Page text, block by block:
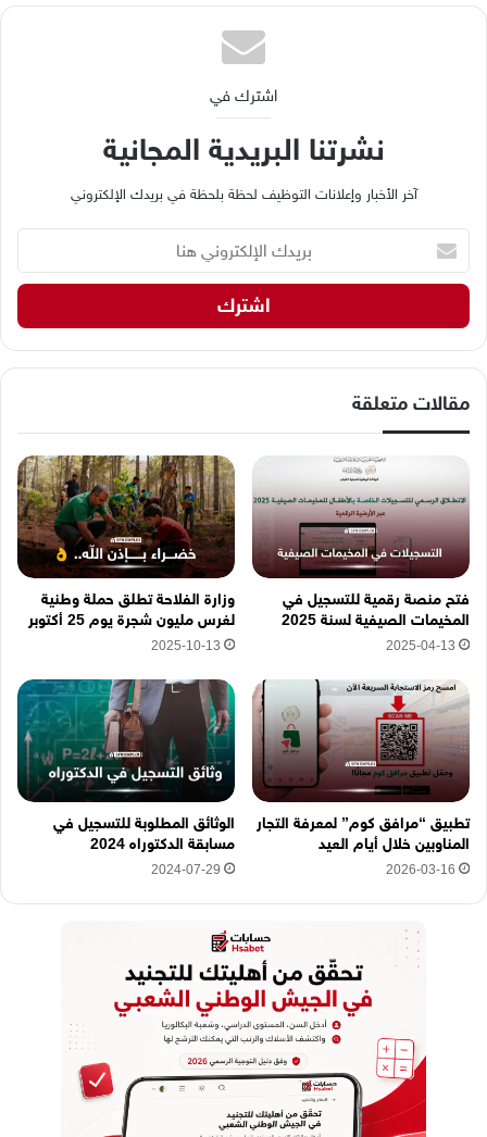
اشترك في
نشرتنا البريدية المجانية
آخر الأخبار وإعلانات التوظيف لحظة بلحظة في بريدك الإلكتروني
ي
ك
ا
إ
ت
ر
و
ن
ي
ن
ا
مقالات متعلقة
فتح منصة رقمية للتسجيل في
المخيمات الصيفية لسنة 2025
2025-04-13
وزارة الفلاحة تطلق حملة وطنية
لغرس مليون شجرة يوم 25 أكتوبر
2025-10-13
تطبيق “مرافق كوم” لمعرفة التجار
المناوبين خلال أيام العيد
2026-03-16
الوثائق المطلوبة للتسجيل في
مسابقة الدكتوراه 2024
2024-07-29